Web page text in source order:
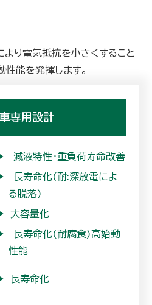
り電気抵抗を小さくすること
能を発揮します。
専用設計
▶︎減液特性・重負荷寿命改善
▶︎長寿命化(耐:深放電によ
る脱落)
▶︎大容量化
▶︎長寿命化(耐腐食)高始動
性能
▶︎長寿命化